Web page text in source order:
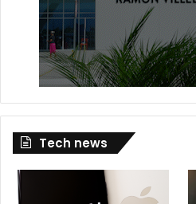
Tech news